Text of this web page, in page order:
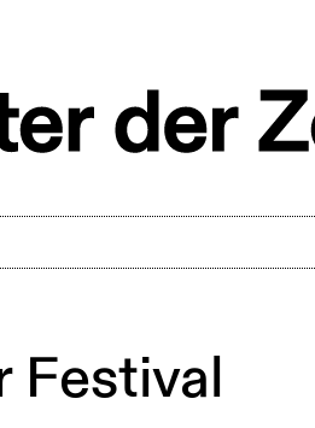
Festival